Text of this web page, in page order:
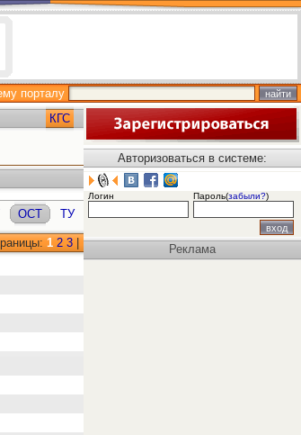
порталу
КГС
ОСТ ТУ
1 2 3
Авторизоваться в системе:
Логин Пароль(забыли?)
Реклама